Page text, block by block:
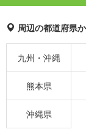
周辺の都道府県
九州・沖縄
熊本県
沖縄県